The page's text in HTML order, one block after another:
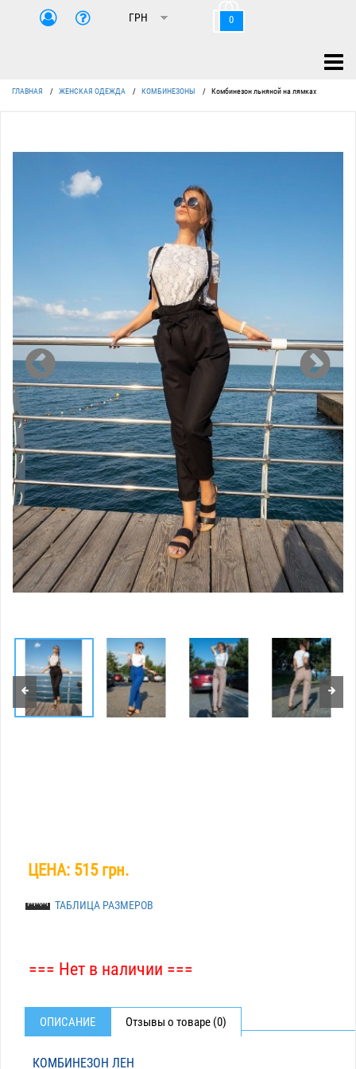
0
ГЛАВНАЯ / ЖЕНСКАЯ ОДЕЖДА / КОМБИНЕЗОНЫ / Комбинезон льняной на лямках
ЦЕНА: 515 грн.
ТАБЛИЦА РАЗМЕРОВ
=== Нет в наличии ===
ОПИСАНИЕ Отзывы о товаре (0)
КОМБИНЕЗОН ЛЕН